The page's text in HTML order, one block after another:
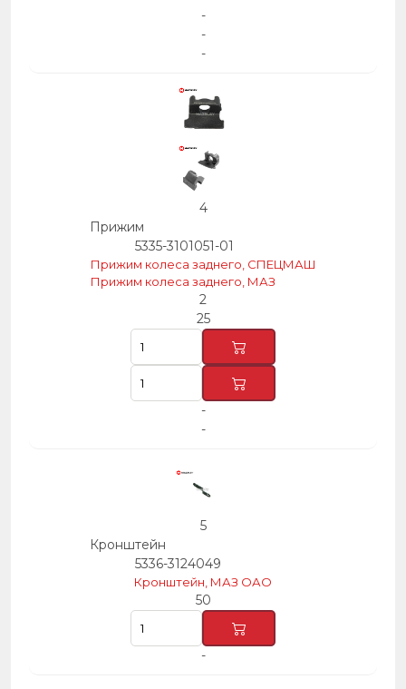
-
-
-
4
Прижим
5335-3101051-01
Прижим колеса заднего, СПЕЦМАШ
Прижим колеса заднего, МАЗ
2
25
-
-
5
Кронштейн
5336-3124049
Кронштейн, МАЗ ОАО
50
-